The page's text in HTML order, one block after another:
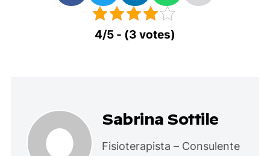
4/5 - (3 votes)
Sabrina Sottile
Fisioterapista – Consulente